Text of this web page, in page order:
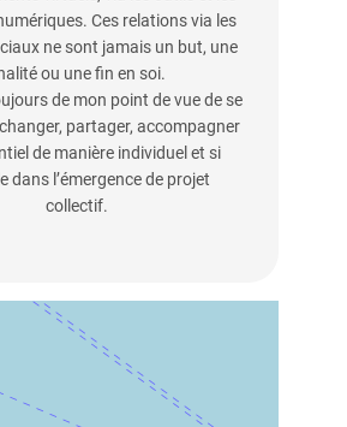
Ces relations via les
ne sont jamais un but, une
ou une fin en soi.
de mon point de vue de se
partager, accompagner
de manière individuel et si
dans l’émergence de projet
collectif.